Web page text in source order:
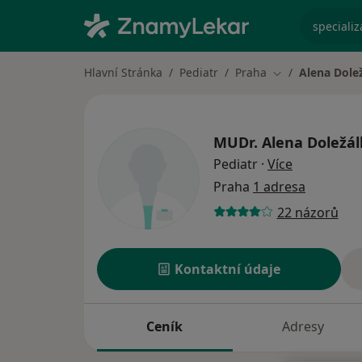
Hlavní Stránka Pediatr Praha Změna města
Alena
MUDr. Alena
Pediatr · Více
Praha 1 adresa
22 názorů
Kontaktní údaje
Ceník Adresy